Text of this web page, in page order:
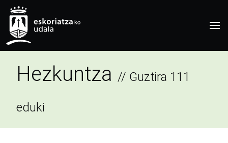
Hezkuntza // Guztira 111
eduki